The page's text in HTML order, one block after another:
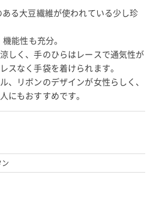
る大豆繊維が使われている少し珍
能性も充分。
しく、手のひらはレースで通気性が
スなく手袋を着けられます。
、リボンのデザインが女性らしく、
にもおすすめです。